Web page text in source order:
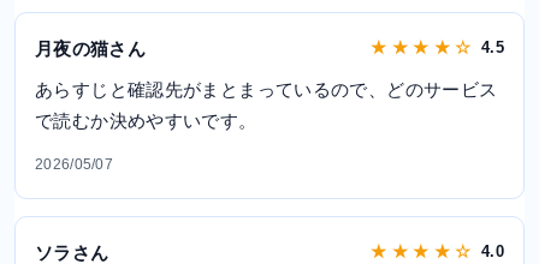
月夜の猫さん ★ ★ ★ ★ ☆ 4.5
あらすじと確認先がまとまっているので、どのサービス
で読むか決めやすいです。
2026/05/07
ソラさん ★ ★ ★ ★ ☆ 4.0